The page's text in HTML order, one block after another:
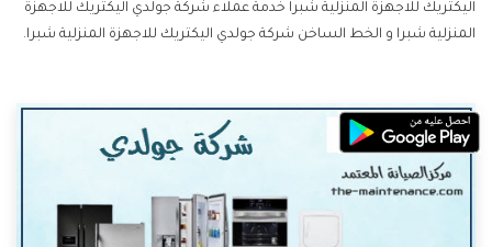
اليكتريك للاجهزة المنزلية شبرا خدمة عملاء شركة جولدي اليكتريك للاجهزة
المنزلية شبرا و الخط الساخن شركة جولدي اليكتريك للاجهزة المنزلية شبرا.